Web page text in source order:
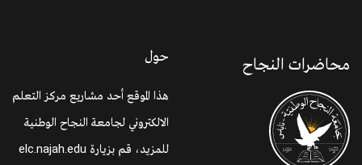
محاضرات النجاح حول
هذا الموقع أحد مشاريع مركز التعلم
الالكتروني لجامعة النجاح الوطنية
للمزيد، قم بزيارة elc.najah.edu